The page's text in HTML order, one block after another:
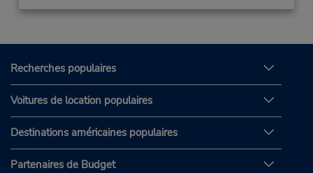
Recherches populaires
Voitures de location populaires
Destinations américaines populaires
Partenaires de Budget